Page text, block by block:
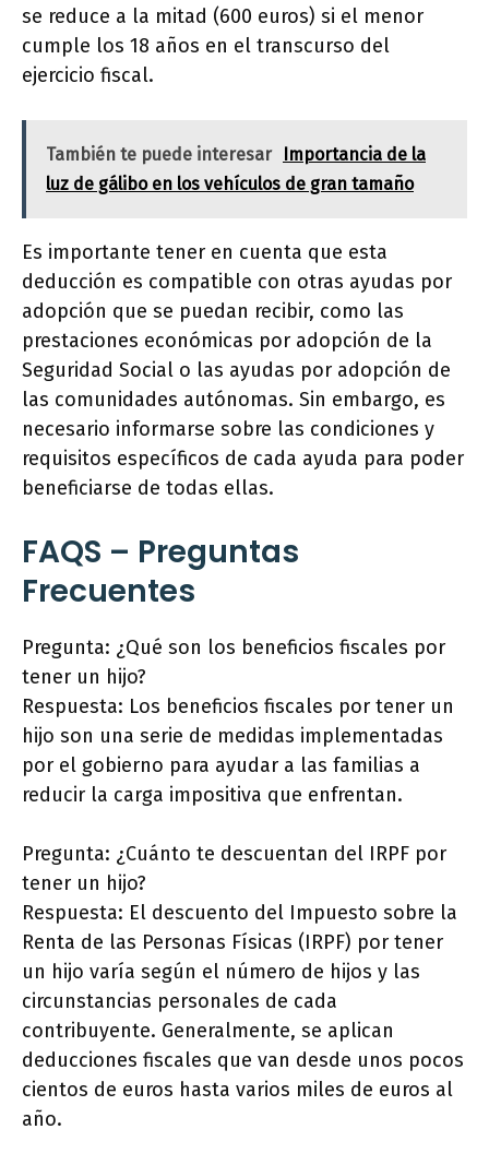
se reduce a la mitad (600 euros) si el menor
cumple los 18 años en el transcurso del
ejercicio fiscal.
También te puede interesar
Importancia de la
luz de gálibo en los vehículos de gran tamaño
Es importante tener en cuenta que esta
deducción es compatible con otras ayudas por
adopción que se puedan recibir, como las
prestaciones económicas por adopción de la
Seguridad Social o las ayudas por adopción de
las comunidades autónomas. Sin embargo, es
necesario informarse sobre las condiciones y
requisitos específicos de cada ayuda para poder
beneficiarse de todas ellas.
FAQS – Preguntas
Frecuentes
Pregunta: ¿Qué son los beneficios fiscales por
tener un hijo?
Respuesta: Los beneficios fiscales por tener un
hijo son una serie de medidas implementadas
por el gobierno para ayudar a las familias a
reducir la carga impositiva que enfrentan.
Pregunta: ¿Cuánto te descuentan del IRPF por
tener un hijo?
Respuesta: El descuento del Impuesto sobre la
Renta de las Personas Físicas (IRPF) por tener
un hijo varía según el número de hijos y las
circunstancias personales de cada
contribuyente. Generalmente, se aplican
deducciones fiscales que van desde unos pocos
cientos de euros hasta varios miles de euros al
año.